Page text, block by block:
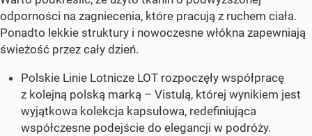
odporności na zagniecenia, które pracują z ruchem ciała.
Ponadto lekkie struktury i nowoczesne włókna zapewniają
świeżość przez cały dzień.
Polskie Linie Lotnicze LOT rozpoczęły współpracę
z kolejną polską marką – Vistulą, której wynikiem jest
wyjątkowa kolekcja kapsułowa, redefiniująca
współczesne podejście do elegancji w podróży.